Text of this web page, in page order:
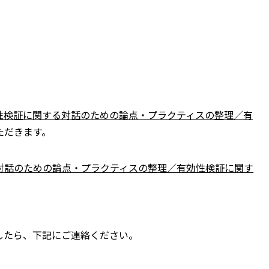
証に関する対話のための論点・プラクティスの整理／有
きます。
のための論点・プラクティスの整理／有効性検証に関す
ら、下記にご連絡ください。